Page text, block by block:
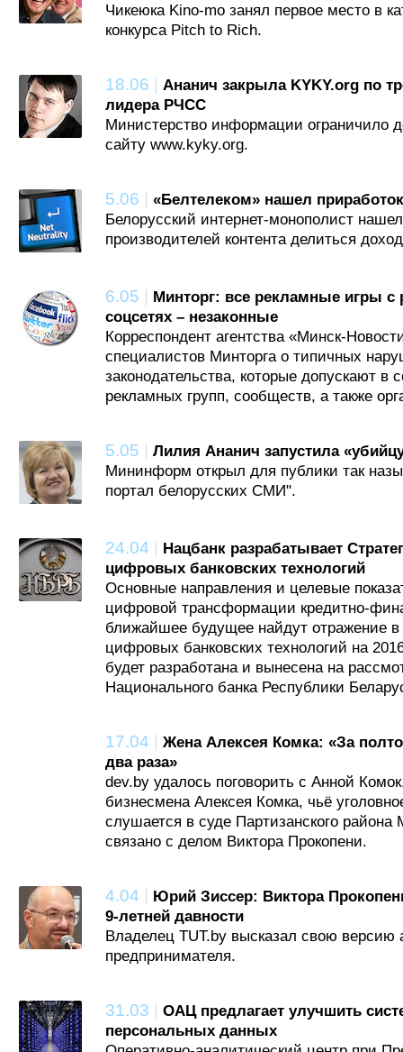
Чикеюка Kino-mo занял первое место в
конкурса Pitch to Rich.
18.06 | Ананич закрыла KYKY.org по
лидера РЧСС
Министерство информации ограничило
сайту www.kyky.org.
5.06 | «Белтелеком» нашел
Белорусский интернет-монополист
производителей контента делиться
6.05 | Минторг: все рекламные игры
соцсетях – незаконные
Корреспондент агентства «Минск-
специалистов Минторга о типичных
законодательства, которые допускают в
рекламных групп, сообществ, а также
5.05 | Лилия Ананич запустила
Мининформ открыл для публики так
портал белорусских СМИ".
24.04 | Нацбанк разрабатывает
цифровых банковских технологий
Основные направления и целевые
цифровой трансформации кредитно-
ближайшее будущее найдут отражение в
цифровых банковских технологий на
будет разработана и вынесена на
Национального банка Республики
17.04 | Жена Алексея Комка: «За
два раза»
dev.by удалось поговорить с Анной
бизнесмена Алексея Комка, чьё
слушается в суде Партизанского
связано с делом Виктора Прокопени.
4.04 | Юрий Зиссер: Виктора
9-летней давности
Владелец TUT.by высказал свою версию
предпринимателя.
31.03 | ОАЦ предлагает улучшить
персональных данных